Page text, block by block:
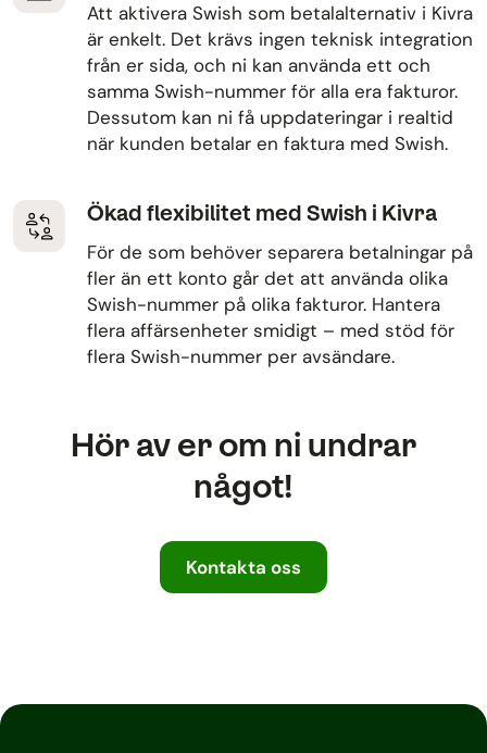
Att aktivera Swish som betalalternativ i Kivra
är enkelt. Det krävs ingen teknisk integration
från er sida, och ni kan använda ett och
samma Swish-nummer för alla era fakturor.
Dessutom kan ni få uppdateringar i realtid
när kunden betalar en faktura med Swish.
Ökad flexibilitet med Swish i Kivra
För de som behöver separera betalningar på
fler än ett konto går det att använda olika
Swish-nummer på olika fakturor. Hantera
flera affärsenheter smidigt – med stöd för
flera Swish-nummer per avsändare.
Hör av er om ni undrar
något!
Kontakta oss